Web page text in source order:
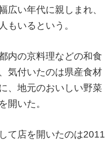
広い年代に親しまれ、
もいるという。
内の京料理などの和食
気付いたのは県産食材
、地元のおいしい野菜
開いた。
て店を開いたのは2011